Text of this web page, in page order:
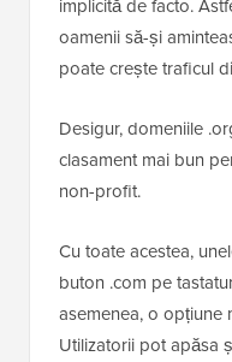
implicită de facto.
oamenii să-și
poate crește traficul
Desigur, domeniile
clasament mai bun
non-profit.
Cu toate acestea,
buton .com pe
asemenea, o opțiune
Utilizatorii pot apăsa